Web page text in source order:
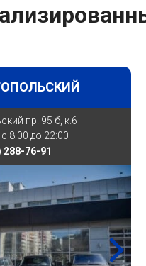
пр. 95 б, к.6
8:00 до 22:00
288-76-91